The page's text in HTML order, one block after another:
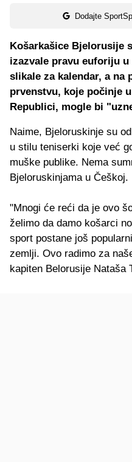
Dodajte
Košarkašice Bjelorusije
izazvale pravu euforiju
slikale za kalendar, a na
prvenstvu, koje počinje
Republici, mogle bi
Naime, Bjeloruskinje su
u stilu teniserki koje već
muške publike. Nema
Bjeloruskinjama u Češkoj.
"Mnogi će reći da je ovo
želimo da damo košarci
sport postane još
zemlji. Ovo radimo za
kapiten Belorusije Nataša